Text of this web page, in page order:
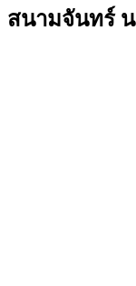
สนามจันทร์